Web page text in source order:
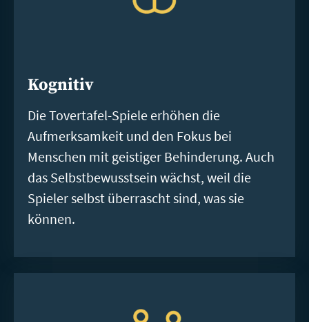
Kognitiv
Die Tovertafel-Spiele erhöhen die
Aufmerksamkeit und den Fokus bei
Menschen mit geistiger Behinderung. Auch
das Selbstbewusstsein wächst, weil die
Spieler selbst überrascht sind, was sie
können.